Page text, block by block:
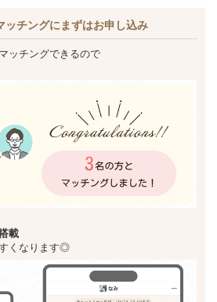
ッチングにまずはお申し込み
マッチングできるので
載
くなります◎